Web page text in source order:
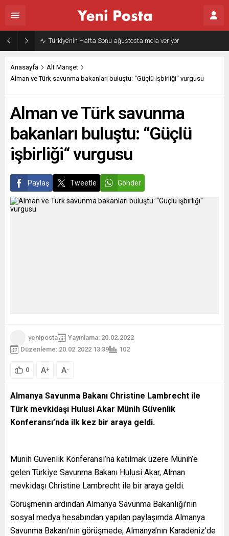
Türkiye’nin Hafta Sonu ağustosta mola veriyor
Anasayfa
Alt Manşet
Alman ve Türk savunma bakanları buluştu: “Güçlü işbirliği“ vurgusu
Alman ve Türk savunma
bakanları buluştu: “Güçlü
işbirliği“ vurgusu
Paylaş Tweetle Gönder
yeniposta
Yayınlama: 20.02.2022
Düzenleme: 20.02.2022 13:39
102
0 A+ A-
Almanya Savunma Bakanı Christine Lambrecht ile
Türk mevkidaşı Hulusi Akar Münih Güvenlik
Konferansı’nda ilk kez bir araya geldi.
Münih Güvenlik Konferansı’na katılmak üzere Münih’e
gelen Türkiye Savunma Bakanı Hulusi Akar, Alman
mevkidaşı Christine Lambrecht ile bir araya geldi.
Görüşmenin ardından Almanya Savunma Bakanlığı’nın
sosyal medya hesabından yapılan paylaşımda Almanya
Savunma Bakanı’nın görüşmede, Almanya’nın Karadeniz’de